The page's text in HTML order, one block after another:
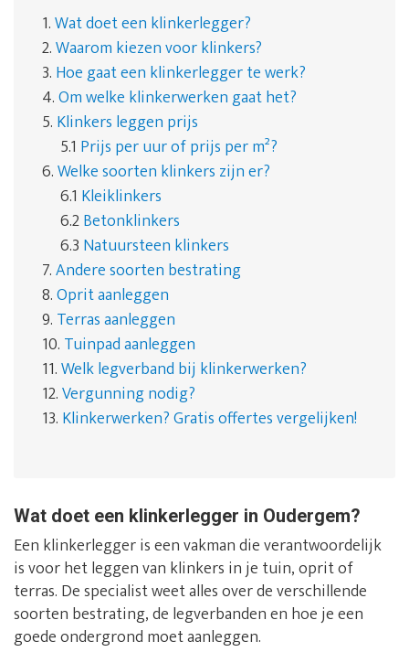
1.Wat doet een klinkerlegger?
2.Waarom kiezen voor klinkers?
3. Hoe gaat een klinkerlegger te werk?
4.Om welke klinkerwerken gaat het?
5. Klinkers leggen prijs
5.1 Prijs per uur of prijs per m²?
6.Welke soorten klinkers zijn er?
6.1 Kleiklinkers
6.2Betonklinkers
6.3 Natuursteen klinkers
7.Andere soorten bestrating
8.Oprit aanleggen
9. Terras aanleggen
10. Tuinpad aanleggen
11.Welk legverband bij klinkerwerken?
12.Vergunning nodig?
13. Klinkerwerken? Gratis offertes vergelijken!
Wat doet een klinkerlegger in Oudergem?
Een klinkerlegger is een vakman die verantwoordelijk
is voor het leggen van klinkers in je tuin, oprit of
terras. De specialist weet alles over de verschillende
soorten bestrating, de legverbanden en hoe je een
goede ondergrond moet aanleggen.